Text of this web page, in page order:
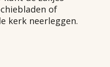
of
kerk neerleggen.